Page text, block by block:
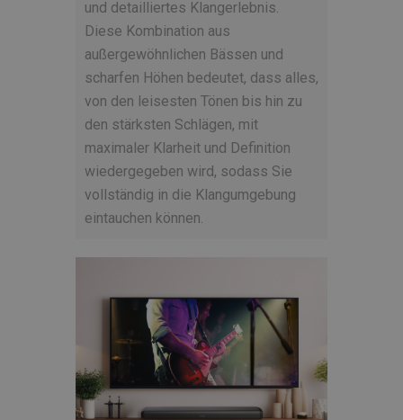
und detailliertes Klangerlebnis.
Diese Kombination aus
außergewöhnlichen Bässen und
scharfen Höhen bedeutet, dass alles,
von den leisesten Tönen bis hin zu
den stärksten Schlägen, mit
maximaler Klarheit und Definition
wiedergegeben wird, sodass Sie
vollständig in die Klangumgebung
eintauchen können.